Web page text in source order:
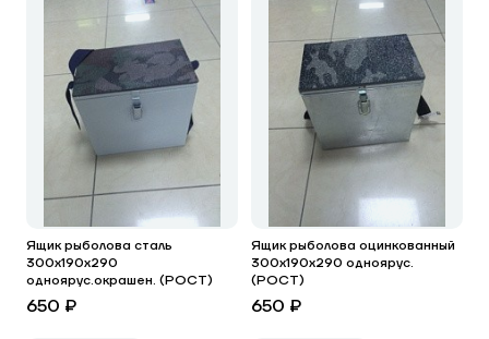
Ящик рыболова сталь
300x190x290
одноярус.окрашен. (РОСТ)
650 ₽
Ящик рыболова оцинкованный
300x190x290 одноярус.
(РОСТ)
650 ₽